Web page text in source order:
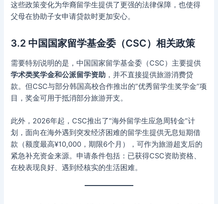
这些政策变化为华裔留学生提供了更强的法律保障，也使得
父母在协助子女申请贷款时更加安心。
3.2 中国国家留学基金委（CSC）相关政策
需要特别说明的是，中国国家留学基金委（CSC）主要提供
学术类奖学金和公派留学资助 ，并不直接提供旅游消费贷
款。但CSC与部分韩国高校合作推出的”优秀留学生奖学金”项
目，奖金可用于抵消部分旅游开支。
此外，2026年起，CSC推出了”海外留学生应急周转金”计
划，面向在海外遇到突发经济困难的留学生提供无息短期借
款（额度最高¥10,000，期限6个月），可作为旅游超支后的
紧急补充资金来源。申请条件包括：已获得CSC资助资格、
在校表现良好、遇到经核实的生活困难。